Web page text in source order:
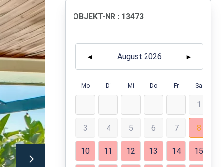
OBJEKT-NR : 13473
◄ August 2026 ►
Mo Di Mi Do Fr Sa
1
3 4 5 6 7 8
10 11 12 13 14 15